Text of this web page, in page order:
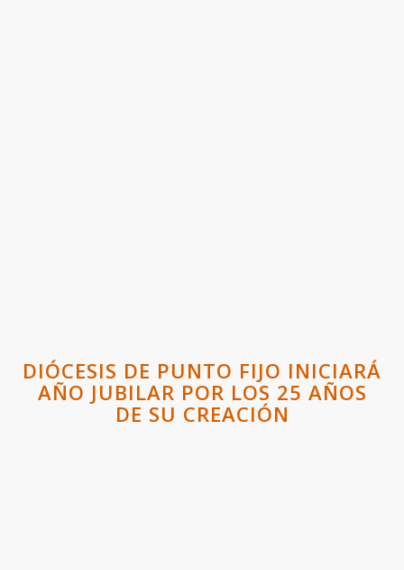
DIÓCESIS DE PUNTO FIJO INICIARÁ
AÑO JUBILAR POR LOS 25 AÑOS
DE SU CREACIÓN